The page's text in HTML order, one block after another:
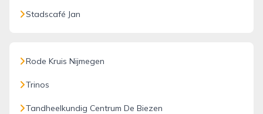
Stadscafé Jan
Rode Kruis Nijmegen
Trinos
Tandheelkundig Centrum De Biezen